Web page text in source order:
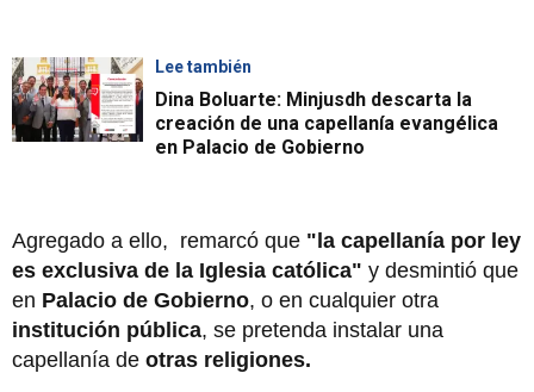
Lee también
Dina Boluarte: Minjusdh descarta la
creación de una capellanía evangélica
en Palacio de Gobierno
Agregado a ello, remarcó que "la capellanía por ley
es exclusiva de la Iglesia católica" y desmintió que
en Palacio de Gobierno, o en cualquier otra
institución pública, se pretenda instalar una
capellanía de otras religiones.